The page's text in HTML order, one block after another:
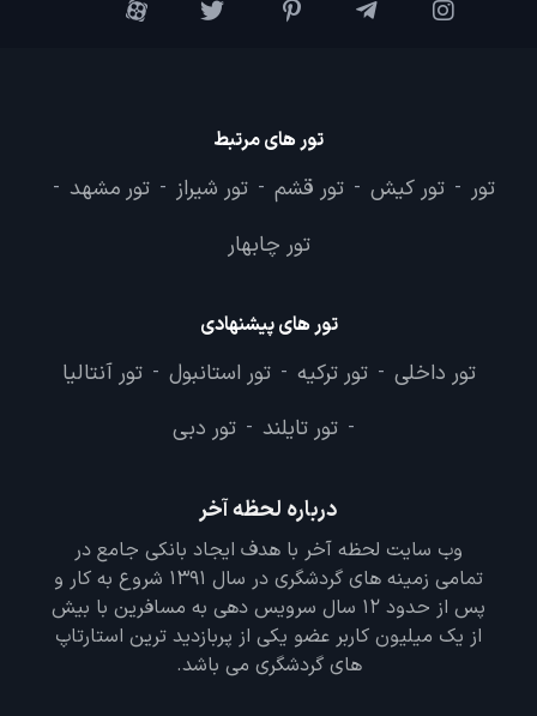
تور های مرتبط
تور - تور کیش - تور قشم - تور شیراز - تور مشهد -
تور چابهار
تور های پیشنهادی
تور داخلی - تور ترکیه - تور استانبول - تور آنتالیا
- تور تایلند - تور دبی
درباره لحظه آخر
وب سایت لحظه آخر با هدف ایجاد بانکی جامع در
تمامی زمینه های گردشگری در سال 1391 شروع به کار و
پس از حدود 12 سال سرویس دهی به مسافرین با بیش
از یک میلیون کاربر عضو یکی از پربازدید ترین استارتاپ
های گردشگری می باشد.